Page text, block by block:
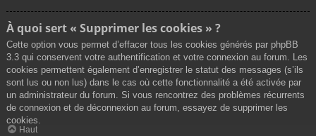
À quoi sert « Supprimer les cookies » ?
Cette option vous permet d’effacer tous les cookies générés par phpBB
3.3 qui conservent votre authentification et votre connexion au forum. Les
cookies permettent également d’enregistrer le statut des messages (s’ils
sont lus ou non lus) dans le cas où cette fonctionnalité a été activée par
un administrateur du forum. Si vous rencontrez des problèmes récurrents
de connexion et de déconnexion au forum, essayez de supprimer les
cookies.
Haut